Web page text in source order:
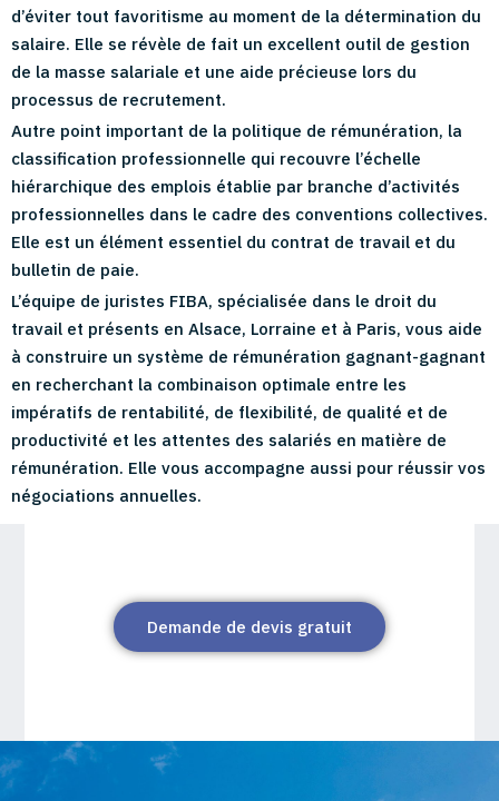
d’éviter tout favoritisme au moment de la détermination du
salaire. Elle se révèle de fait un excellent outil de gestion
de la masse salariale et une aide précieuse lors du
processus de recrutement.
Autre point important de la politique de rémunération, la
classification professionnelle qui recouvre l’échelle
hiérarchique des emplois établie par branche d’activités
professionnelles dans le cadre des conventions collectives.
Elle est un élément essentiel du contrat de travail et du
bulletin de paie.
L’équipe de juristes FIBA, spécialisée dans le droit du
travail et présents en Alsace, Lorraine et à Paris, vous aide
à construire un système de rémunération gagnant-gagnant
en recherchant la combinaison optimale entre les
impératifs de rentabilité, de flexibilité, de qualité et de
productivité et les attentes des salariés en matière de
rémunération. Elle vous accompagne aussi pour réussir vos
négociations annuelles.
Demande de devis gratuit